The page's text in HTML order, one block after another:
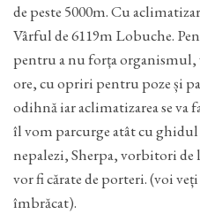
de peste 5000m. Cu
Vârful de 6119m Lobuche.
pentru a nu forța
ore, cu opriri pentru poze și
odihnă iar aclimatizarea se
îl vom parcurge atât cu
nepalezi, Sherpa, vorbitori de
vor fi cărate de porteri. (voi veți
îmbrăcat).